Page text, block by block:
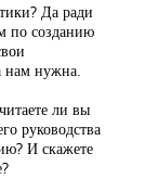
Да ради
по созданию
нам нужна.
ли вы
руководства
И скажете